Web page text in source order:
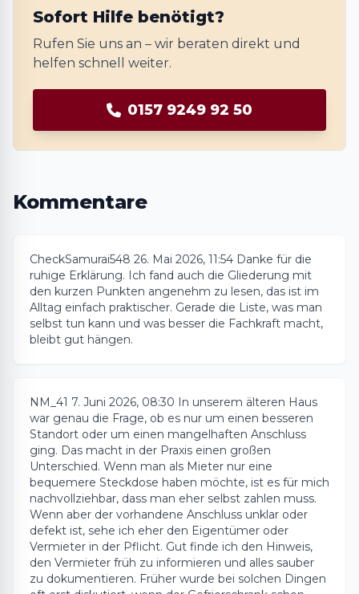
Sofort Hilfe benötigt?
Rufen Sie uns an – wir beraten direkt und
helfen schnell weiter.
0157 9249 92 50
Kommentare
CheckSamurai548 26. Mai 2026, 11:54 Danke für die
ruhige Erklärung. Ich fand auch die Gliederung mit
den kurzen Punkten angenehm zu lesen, das ist im
Alltag einfach praktischer. Gerade die Liste, was man
selbst tun kann und was besser die Fachkraft macht,
bleibt gut hängen.
NM_41 7. Juni 2026, 08:30 In unserem älteren Haus
war genau die Frage, ob es nur um einen besseren
Standort oder um einen mangelhaften Anschluss
ging. Das macht in der Praxis einen großen
Unterschied. Wenn man als Mieter nur eine
bequemere Steckdose haben möchte, ist es für mich
nachvollziehbar, dass man eher selbst zahlen muss.
Wenn aber der vorhandene Anschluss unklar oder
defekt ist, sehe ich eher den Eigentümer oder
Vermieter in der Pflicht. Gut finde ich den Hinweis,
den Vermieter früh zu informieren und alles sauber
zu dokumentieren. Früher wurde bei solchen Dingen